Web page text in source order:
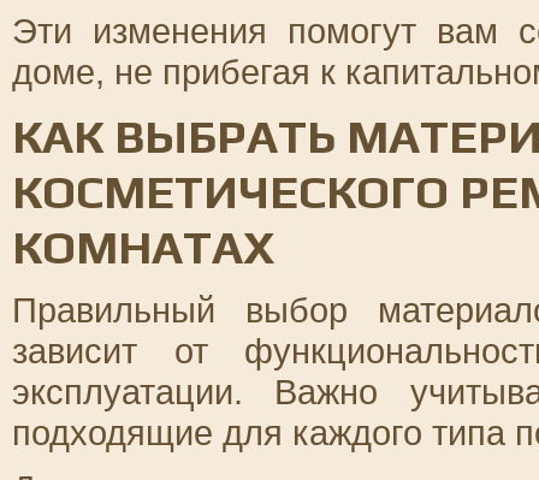
Эти изменения помогут вам
доме, не прибегая к
КАК ВЫБРАТЬ
КОСМЕТИЧЕСКОГО
КОМНАТАХ
Правильный выбор
зависит от
эксплуатации. Важно
подходящие для каждого типа